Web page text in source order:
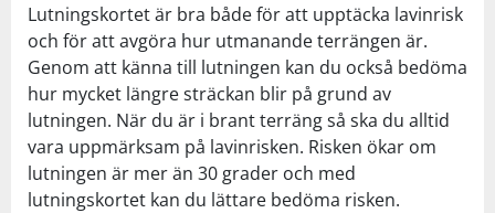
Lutningskortet är bra både för att upptäcka lavinrisk
och för att avgöra hur utmanande terrängen är.
Genom att känna till lutningen kan du också bedöma
hur mycket längre sträckan blir på grund av
lutningen. När du är i brant terräng så ska du alltid
vara uppmärksam på lavinrisken. Risken ökar om
lutningen är mer än 30 grader och med
lutningskortet kan du lättare bedöma risken.